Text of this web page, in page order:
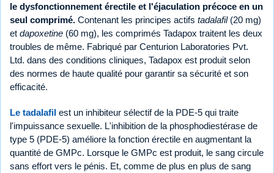
le dysfonctionnement érectile et l'éjaculation précoce en un
seul comprimé. Contenant les principes actifs tadalafil(20 mg)
et dapoxetine (60 mg), les comprimés Tadapox traitent les deux
troubles de même. Fabriqué par Centurion Laboratories Pvt.
Ltd. dans des conditions cliniques, Tadapox est produit selon
des normes de haute qualité pour garantir sa sécurité et son
efficacité.
Le tadalafil est un inhibiteur sélectif de la PDE-5 qui traite
l'impuissance sexuelle. L'inhibition de la phosphodiestérase de
type 5 (PDE-5) améliore la fonction érectile en augmentant la
quantité de GMPc. Lorsque le GMPc est produit, le sang circule
sans effort vers le pénis. Et, comme de plus en plus de sang